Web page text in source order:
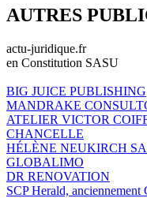
AUTRES
actu-juridique.fr
en Constitution SASU
BIG JUICE PUBLISHING
MANDRAKE
ATELIER VICTOR
CHANCELLE
HÉLÈNE NEUKIRCH
GLOBALIMO
DR RENOVATION
SCP Herald, anciennement